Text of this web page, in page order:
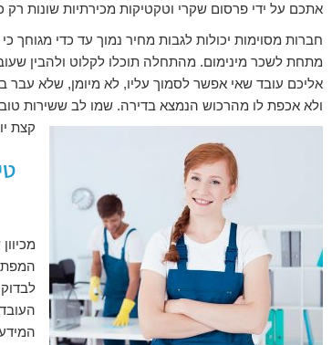
אתכם על ידי פרסום שקרי וטקטיקות מכירתיות שונות
חברות מסוימות יכולות לגבות מחיר נמוך עד כדי
מתחת לשכר מינימום. מהתחלה תוכלו לקלוט ולהבין
אליכם עובד שאי אפשר לסמוך עליו, לא מיומן, שלא עבר
ולא אכפת לו מהרכוש הנמצא בדירה. שמו לב ששירות
קצת